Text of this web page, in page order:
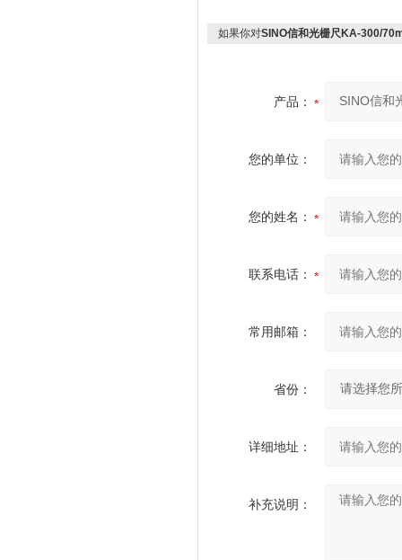
如果你对SINO信和光栅尺KA-300/
产品：
您的单位：
您的姓名：
联系电话：
常用邮箱：
省份：
详细地址：
补充说明：